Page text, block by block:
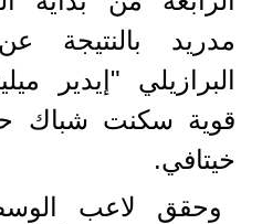
مدريد بالنتيجة
البرازيلي "إيدير
قوية سكنت شباك
خيتافي.
وحقق لاعب